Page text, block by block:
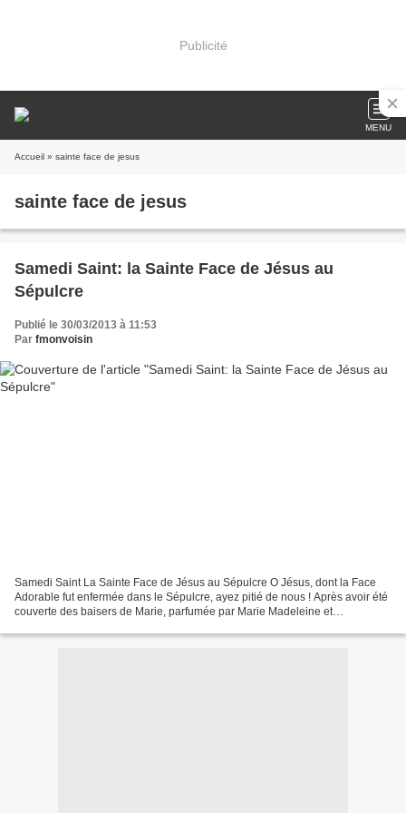
Publicité
MENU
Accueil » sainte face de jesus
sainte face de jesus
Samedi Saint: la Sainte Face de Jésus au
Sépulcre
Publié le 30/03/2013 à 11:53
Par fmonvoisin
Samedi Saint La Sainte Face de Jésus au Sépulcre O Jésus, dont la Face
Adorable fut enfermée dans le Sépulcre, ayez pitié de nous ! Après avoir été
couverte des baisers de Marie, parfumée par Marie Madeleine et